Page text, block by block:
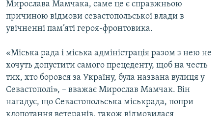
Мирослава Мамчака, саме це є справжньою
причиною відмови севастопольської влади в
увічненні пам’яті героя-фронтовика.
«Міська рада і міська адміністрація разом з нею не
хочуть допустити самого прецеденту, щоб на честь
тих, хто боровся за Україну, була названа вулиця у
Севастополі», – вважає Мирослав Мамчак. Він
нагадує, що Севастопольська міськрада, попри